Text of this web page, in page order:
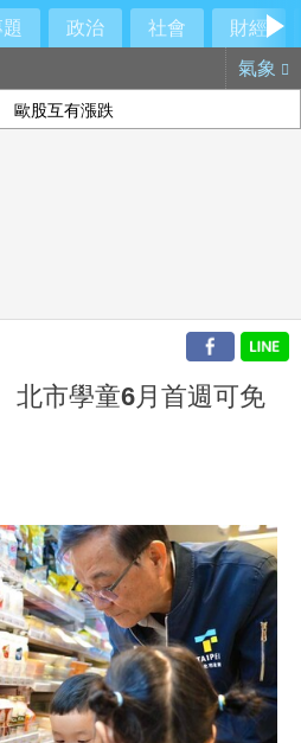
政治 社會
財經
氣象
歐股互有漲跌
市學童6月首週可免